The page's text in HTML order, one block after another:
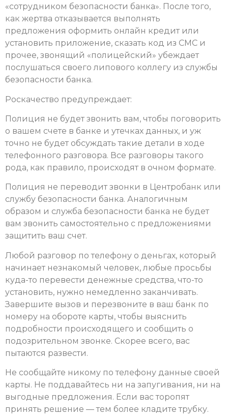
«сотрудником безопасности банка». После того,
как жертва отказывается выполнять
предложения оформить онлайн кредит или
установить приложение, сказать код из СМС и
прочее, звонящий «полицейский» убеждает
послушаться своего липового коллегу из службы
безопасности банка.
Роскачество предупреждает:
Полиция не будет звонить вам, чтобы поговорить
о вашем счете в банке и утечках данных, и уж
точно не будет обсуждать такие детали в ходе
телефонного разговора. Все разговоры такого
рода, как правило, происходят в очном формате.
Полиция не переводит звонки в Центробанк или
службу безопасности банка. Аналогичным
образом и служба безопасности банка не будет
вам звонить самостоятельно с предложениями
защитить ваш счет.
Любой разговор по телефону о деньгах, который
начинает незнакомый человек, любые просьбы
куда-то перевести денежные средства, что-то
установить, нужно немедленно заканчивать.
Завершите вызов и перезвоните в ваш банк по
номеру на обороте карты, чтобы выяснить
подробности происходящего и сообщить о
подозрительном звонке. Скорее всего, вас
пытаются развести.
Не сообщайте никому по телефону данные своей
карты. Не поддавайтесь ни на запугивания, ни на
выгодные предложения. Если вас торопят
принять решение — тем более кладите трубку.